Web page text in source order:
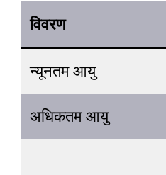
विवरण
न्यूनतम आयु
अधिकतम आयु